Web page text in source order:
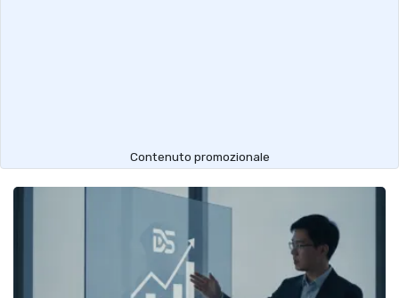
Contenuto promozionale